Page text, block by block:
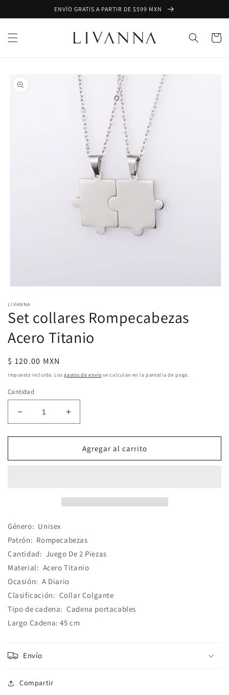
directamente
al contenido
ENVÍO GRATIS A PARTIR DE $599 MXN
Carrito
a la
información
multimedia
1
en
ventana
modal
LIVANNA
Set collares Rompecabezas
Acero Titanio
Precio
habitual
$ 120.00 MXN
Impuesto incluido. Losgastos de envío se calculan en la pantalla de pago.
Cantidad
Reducir
cantidad
para
collares
Aumentar
cantidad
para
collares
Agregar al carrito
Género: Unisex
Patrón: Rompecabezas
Cantidad: Juego De 2 Piezas
Material: Acero Titanio
Ocasión: A Diario
Clasificación: Collar Colgante
Tipo de cadena: Cadena portacables
Largo Cadena: 45 cm
Envío
Compartir